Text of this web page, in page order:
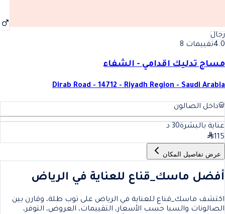
رجال
4.0تقييمات 8
مساج تدليك اقدامي - الشفاء
Dirab Road - 14712 - Riyadh Region - Saudi Arabia
داخل الصالون
عناية بالبشرة30 د
115
عرض تفاصيل المكان
أفضل ماسك_قناع للعناية في الرياض
اكتشف ماسك_قناع للعناية في الرياض على توب طلة، وقارن بين
الصالونات والسبا حسب الأسعار، التقييمات، العروض، التوفر،